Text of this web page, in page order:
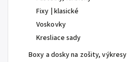
Fixy | klasické
Voskovky
Kresliace sady
Boxy a dosky na zošity, výkresy